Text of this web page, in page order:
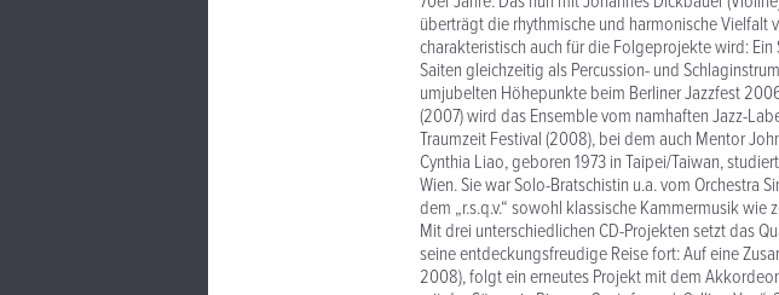
überträgt die rhythmische und harmonische Vielfalt
charakteristisch auch für die Folgeprojekte wird:
Saiten gleichzeitig als Percussion- und
umjubelten Höhepunkte beim Berliner Jazzfest
(2007) wird das Ensemble vom namhaften Jazz-
Traumzeit Festival (2008), bei dem auch Mentor
Cynthia Liao, geboren 1973 in Taipei/Taiwan,
Wien. Sie war Solo-Bratschistin u.a. vom Orchestra
dem „r.s.q.v.“ sowohl klassische Kammermusik wie
Mit drei unterschiedlichen CD-Projekten setzt das
seine entdeckungsfreudige Reise fort: Auf eine
2008), folgt ein erneutes Projekt mit dem